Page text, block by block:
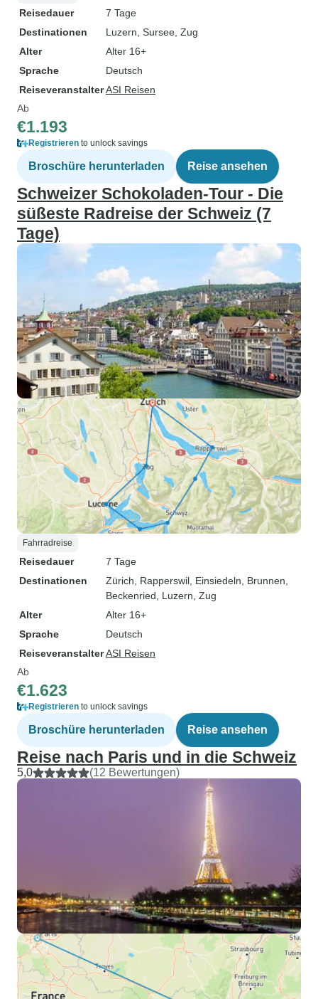
Reisedauer
7 Tage
Destinationen
Luzern , Sursee , Zug
Alter
Alter 16+
Sprache
Deutsch
ReiseveranstalterASI Reisen
Ab
€1.193
Registrieren to unlock savings
Broschüre herunterladen Reise ansehen
Schweizer Schokoladen-Tour - Die
süßeste Radreise der Schweiz (7
Tage)
Fahrradreise
Reisedauer
7 Tage
Destinationen
Zürich , Rapperswil , Einsiedeln , Brunnen
Beckenried , Luzern , Zug
Alter
Alter 16+
Sprache
Deutsch
ReiseveranstalterASI Reisen
Ab
€1.623
Registrieren to unlock savings
Broschüre herunterladen Reise ansehen
Reise nach Paris und in die Schweiz
5,0 (12 Bewertungen)